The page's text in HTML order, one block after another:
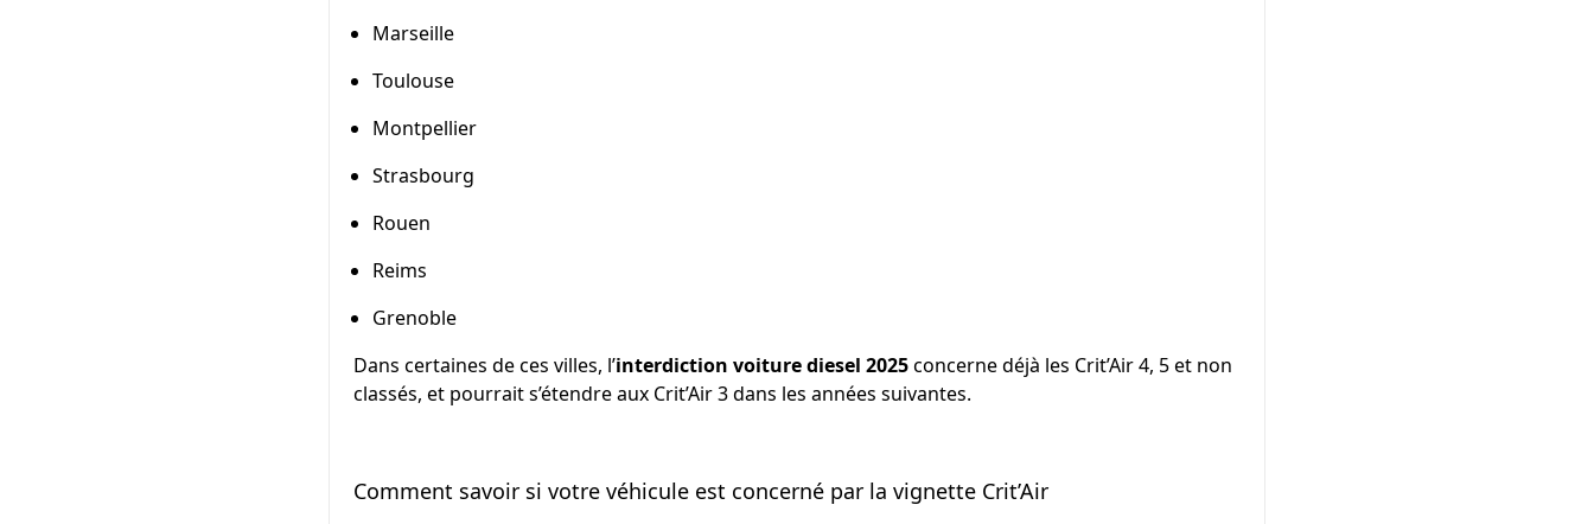
Marseille
Toulouse
Montpellier
Strasbourg
Rouen
Reims
Grenoble
Dans certaines de ces villes, l’interdiction voiture diesel 2025concerne déjà les Crit’Air 4, 5 et non
classés, et pourrait s’étendre aux Crit’Air 3 dans les années suivantes.
Comment savoir si votre véhicule est concerné par la vignette Crit’Air